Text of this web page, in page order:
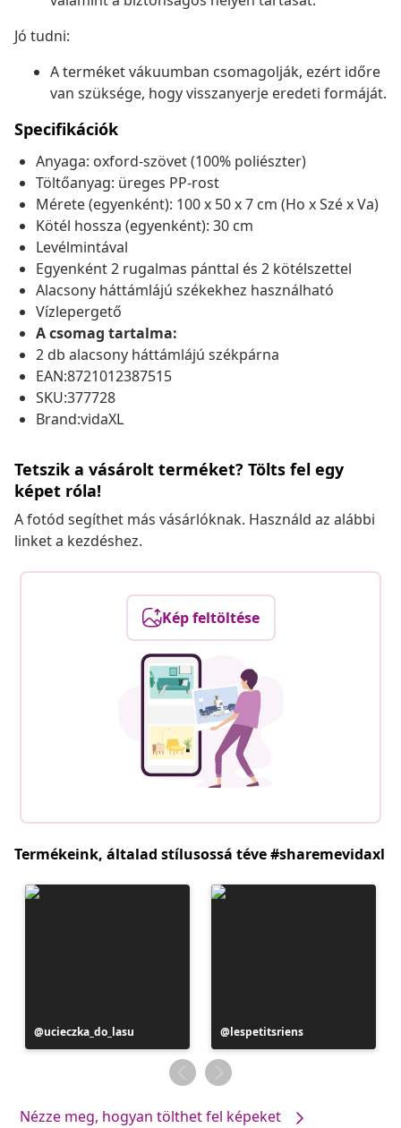
Jó tudni:
A terméket vákuumban csomagolják, ezért időre
van szüksége, hogy visszanyerje eredeti formáját.
Specifikációk
Anyaga: oxford-szövet (100% poliészter)
Töltőanyag: üreges PP-rost
Mérete (egyenként): 100 x 50 x 7 cm (Ho x Szé x Va)
Kötél hossza (egyenként): 30 cm
Levélmintával
Egyenként 2 rugalmas pánttal és 2 kötélszettel
Alacsony háttámlájú székekhez használható
Vízlepergető
A csomag tartalma:
2 db alacsony háttámlájú székpárna
EAN:8721012387515
SKU:377728
Brand:vidaXL
Tetszik a vásárolt terméket? Tölts fel egy
képet róla!
A fotód segíthet más vásárlóknak. Használd az alábbi
linket a kezdéshez.
Kép feltöltése
Termékeink, általad stílusossá téve #sharemevidaxl
Bejegyzés
közzétevője
ucieczka_do_lasu
Bejegyzés
közzétevője
lespetitsriens
Nézze meg, hogyan tölthet fel képeket